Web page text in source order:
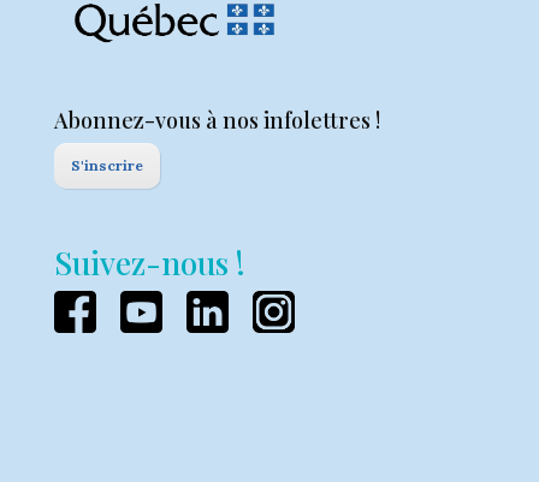
Abonnez-vous à nos infolettres !
S'inscrire
Suivez-nous !